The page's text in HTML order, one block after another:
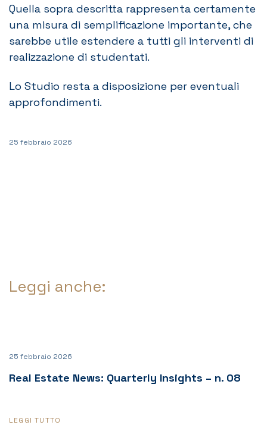
Quella sopra descritta rappresenta certamente
una misura di semplificazione importante, che
sarebbe utile estendere a tutti gli interventi di
realizzazione di studentati.
Lo Studio resta a disposizione per eventuali
approfondimenti.
25 febbraio 2026
Leggi anche:
25 febbraio 2026
Real Estate News: Quarterly Insights – n. 08
LEGGI TUTTO